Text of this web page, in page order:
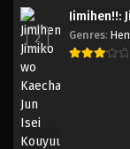
2
Jimihen!!:
Genres: